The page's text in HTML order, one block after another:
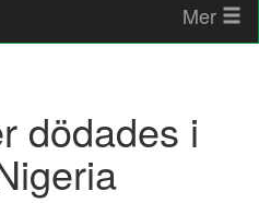
Mer
dödades i